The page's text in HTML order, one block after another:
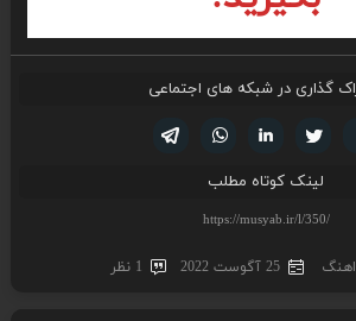
گذاری در شبکه های اجتماعی
لینکدین تویتر
فیسوک
لینک کوتاه مطلب
اهنگ 25 آگوست 2022 1 نظر